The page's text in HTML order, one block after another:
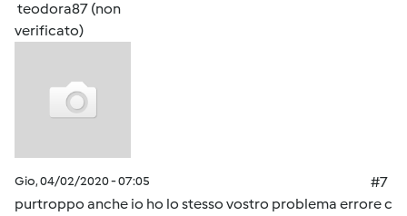
teodora87 (non
verificato)
Gio, 04/02/2020 - 07:05
#7
purtroppo anche io ho lo stesso vostro problema errore c